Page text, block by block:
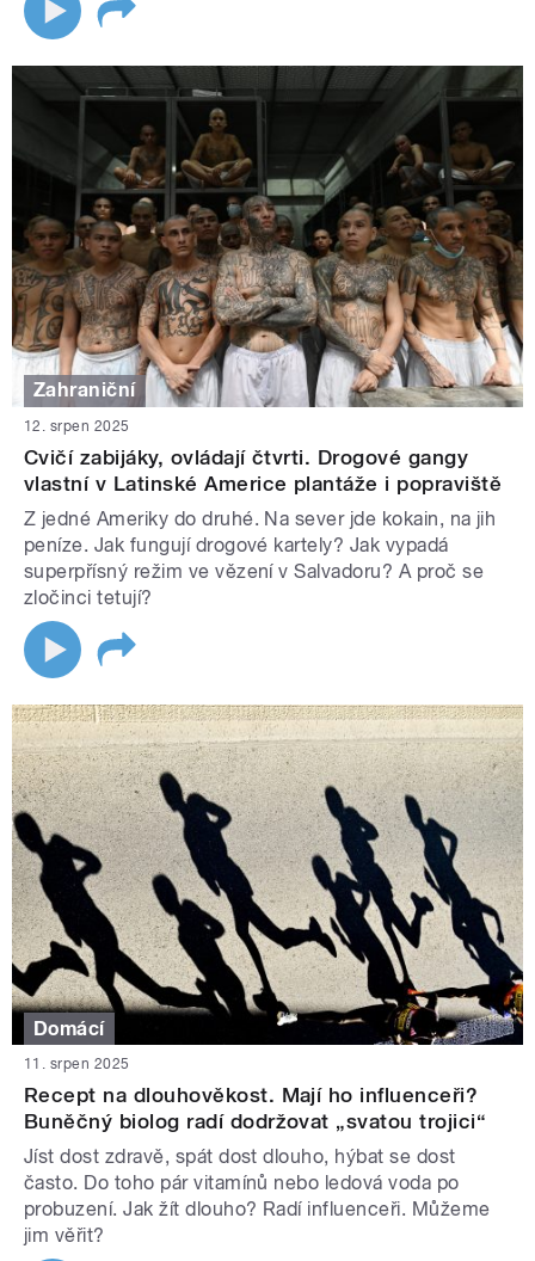
Zahraniční
12. srpen 2025
Cvičí zabijáky, ovládají čtvrti. Drogové gangy
vlastní v Latinské Americe plantáže i popraviště
Z jedné Ameriky do druhé. Na sever jde kokain, na jih
peníze. Jak fungují drogové kartely? Jak vypadá
superpřísný režim ve vězení v Salvadoru? A proč se
zločinci tetují?
Domácí
11. srpen 2025
Recept na dlouhověkost. Mají ho influenceři?
Buněčný biolog radí dodržovat „svatou trojici“
Jíst dost zdravě, spát dost dlouho, hýbat se dost
často. Do toho pár vitamínů nebo ledová voda po
probuzení. Jak žít dlouho? Radí influenceři. Můžeme
jim věřit?